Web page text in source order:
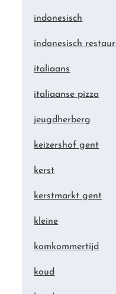
indonesisch
indonesisch
italiaans
italiaanse pizza
jeugdherberg
keizershof gent
kerst
kerstmarkt gent
kleine
komkommertijd
koud